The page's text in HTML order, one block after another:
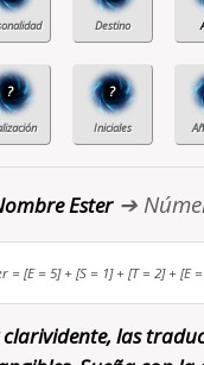
? ?
Ester➔
= [E = 5] + [S = 1] + [T = 2] + [E
las